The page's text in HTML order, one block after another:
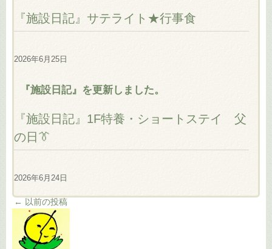
『施設日記』サテライト★行事食
2026年6月25日
『施設日記』を更新しました。
『施設日記』1F特養・ショートステイ 父
の日👔
2026年6月24日
← 以前の投稿